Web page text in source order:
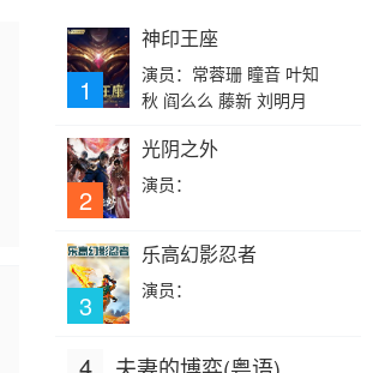
1
神印王座
演员：常蓉珊 瞳音 叶知
秋 阎么么 藤新 刘明月
2
光阴之外
演员：
3
乐高幻影忍者
演员：
夫妻的博弈(粤语)